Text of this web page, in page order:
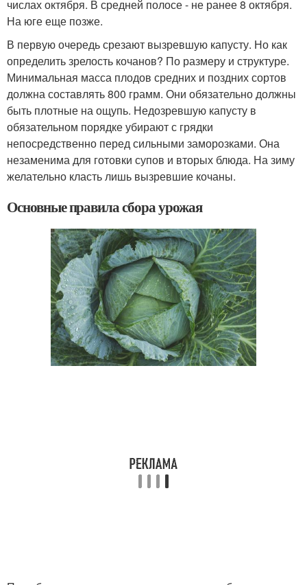
числах октября. В средней полосе - не ранее 8 октября.
На юге еще позже.
В первую очередь срезают вызревшую капусту. Но как
определить зрелость кочанов? По размеру и структуре.
Минимальная масса плодов средних и поздних сортов
должна составлять 800 грамм. Они обязательно должны
быть плотные на ощупь. Недозревшую капусту в
обязательном порядке убирают с грядки
непосредственно перед сильными заморозками. Она
незаменима для готовки супов и вторых блюда. На зиму
желательно класть лишь вызревшие кочаны.
Основные правила сбора урожая